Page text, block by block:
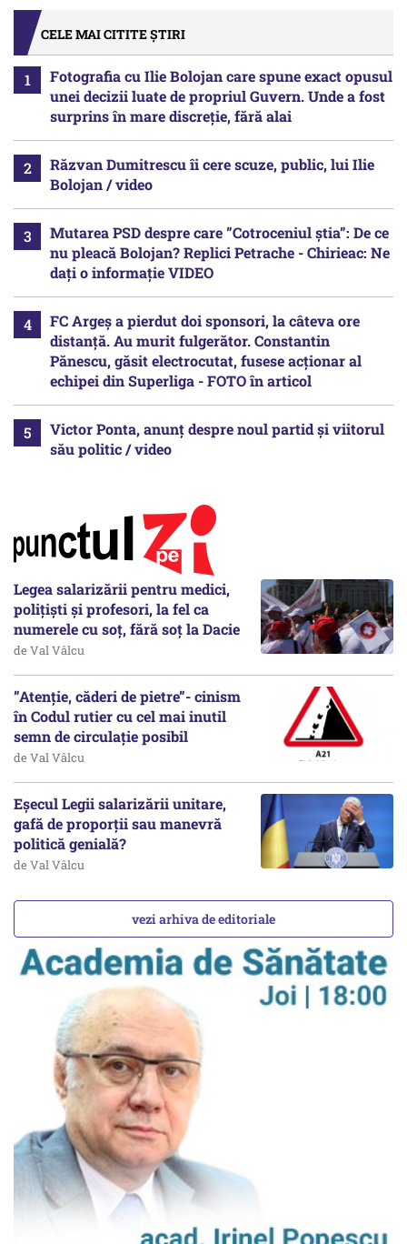
CELE MAI CITITE ȘTIRI
Fotografia cu Ilie Bolojan care spune exact opusul
unei decizii luate de propriul Guvern. Unde a fost
surprins în mare discreție, fără alai
Răzvan Dumitrescu îi cere scuze, public, lui Ilie
Bolojan / video
Mutarea PSD despre care ”Cotroceniul știa”: De ce
nu pleacă Bolojan? Replici Petrache - Chirieac: Ne
dați o informație VIDEO
FC Argeș a pierdut doi sponsori, la câteva ore
distanță. Au murit fulgerător. Constantin
Pănescu, găsit electrocutat, fusese acționar al
echipei din Superliga - FOTO în articol
Victor Ponta, anunț despre noul partid și viitorul
său politic / video
Legea salarizării pentru medici,
polițiști și profesori, la fel ca
numerele cu soț, fără soț la Dacie
de Val Vâlcu
”Atenție, căderi de pietre”- cinism
în Codul rutier cu cel mai inutil
semn de circulație posibil
de Val Vâlcu
Eșecul Legii salarizării unitare,
gafă de proporții sau manevră
politică genială?
de Val Vâlcu
vezi arhiva de editoriale